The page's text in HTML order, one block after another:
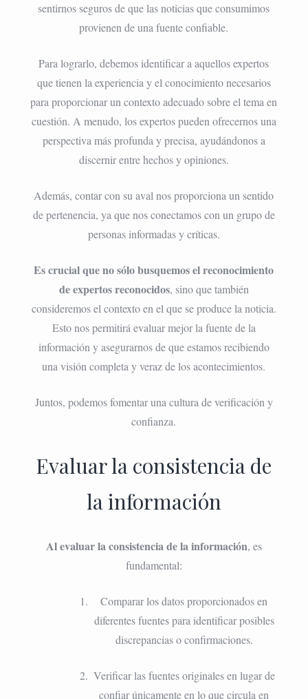
sentirnos seguros de que las noticias que consumimos
provienen de una fuente confiable.
Para lograrlo, debemos identificar a aquellos expertos
que tienen la experiencia y el conocimiento necesarios
para proporcionar un contexto adecuado sobre el tema en
cuestión. A menudo, los expertos pueden ofrecernos una
perspectiva más profunda y precisa, ayudándonos a
discernir entre hechos y opiniones.
Además, contar con su aval nos proporciona un sentido
de pertenencia, ya que nos conectamos con un grupo de
personas informadas y críticas.
Es crucial que no sólo busquemos el reconocimiento
de expertos reconocidos, sino que también
consideremos el contexto en el que se produce la noticia.
Esto nos permitirá evaluar mejor la fuente de la
información y asegurarnos de que estamos recibiendo
una visión completa y veraz de los acontecimientos.
Juntos, podemos fomentar una cultura de verificación y
confianza.
Evaluar la consistencia de
la información
Al evaluar la consistencia de la información, es
fundamental:
Comparar los datos proporcionados en
diferentes fuentes para identificar posibles
discrepancias o confirmaciones.
Verificar las fuentes originales en lugar de
confiar únicamente en lo que circula en